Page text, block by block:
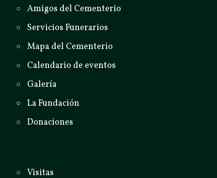
Amigos del Cementerio
Servicios Funerarios
Mapa del Cementerio
Calendario de eventos
Galería
La Fundación
Donaciones
Visitas